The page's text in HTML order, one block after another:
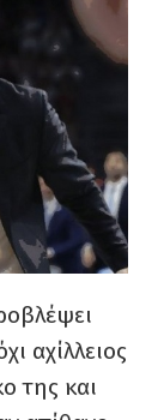
αχίλλειος
της και